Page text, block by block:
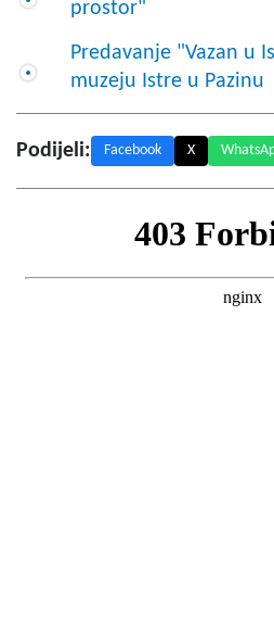
prostor"
Predavanje "Vazan u
muzeju Istre u Pazinu
Podijeli: Facebook X